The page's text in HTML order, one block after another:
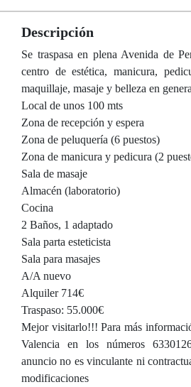
Descripción
Se traspasa en plena Avenida de
centro de estética, manicura,
maquillaje, masaje y belleza en
Local de unos 100 mts
Zona de recepción y espera
Zona de peluquería (6 puestos)
Zona de manicura y pedicura (2
Sala de masaje
Almacén (laboratorio)
Cocina
2 Baños, 1 adaptado
Sala parta esteticista
Sala para masajes
A/A nuevo
Alquiler 714€
Traspaso: 55.000€
Mejor visitarlo!!! Para más
Valencia en los números
anuncio no es vinculante ni
modificaciones